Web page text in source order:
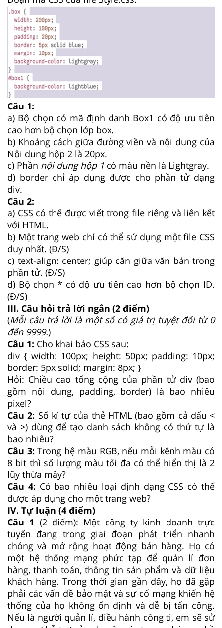
Câu 1:
a) Bộ chọn có mã định danh Box1 có độ ưu tiên
cao hơn bộ chọn lớp box.
b) Khoảng cách giữa đường viền và nội dung của
Nội dung hộp 2 là 20px.
c) Phần nội dung hộp 1 có màu nền là Lightgray.
d) border chỉ áp dụng được cho phần tử dạng
div.
Câu 2:
a) CSS có thể được viết trong file riêng và liên kết
với HTML.
b) Một trang web chỉ có thể sử dụng một file CSS
duy nhất. (Đ/S)
c) text-align: center; giúp căn giữa văn bản trong
phần tử. (Đ/S)
d) Bộ chọn * có độ ưu tiên cao hơn bộ chọn ID.
(Đ/S)
III. Câu hỏi trả lời ngắn (2 điểm)
(Mỗi câu trả lời là một số có giá trị tuyệt đối từ 0
đến 9999.)
Câu 1: Cho khai báo CSS sau:
div { width: 100px; height: 50px; padding: 10px;
border: 5px solid; margin: 8px; }
Hỏi: Chiều cao tổng cộng của phần tử div (bao
gồm nội dung, padding, border) là bao nhiêu
pixel?
Câu 2: Số kí tự của thẻ HTML (bao gồm cả dấu <
và >) dùng để tạo danh sách không có thứ tự là
bao nhiêu?
Câu 3: Trong hệ màu RGB, nếu mỗi kênh màu có
8 bit thì số lượng màu tối đa có thể hiển thị là 2
lũy thừa mấy?
Câu 4: Có bao nhiêu loại định dạng CSS có thể
được áp dụng cho một trang web?
IV. Tự luận (4 điểm)
Câu 1 (2 điểm): Một công ty kinh doanh trực
tuyến đang trong giai đoạn phát triển nhanh
chóng và mở rộng hoạt động bán hàng. Họ có
một hệ thống mạng phức tạp để quản lí đơn
hàng, thanh toán, thông tin sản phẩm và dữ liệu
khách hàng. Trong thời gian gần đây, họ đã gặp
phải các vấn đề bảo mật và sự cố mạng khiến hệ
thống của họ không ổn định và dễ bị tấn công.
Nếu là người quản lí, điều hành công ti, em sẽ sử